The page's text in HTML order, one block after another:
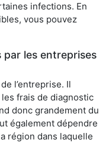
infections. En
vous pouvez
par les entreprises
l’entreprise. Il
frais de diagnostic
donc grandement du
également dépendre
région dans laquelle